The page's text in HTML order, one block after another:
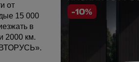
от
15 000
в
2000 км.